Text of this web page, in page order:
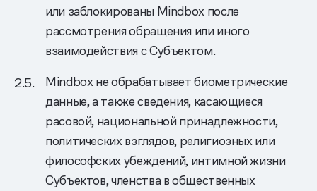
или заблокированы Mindbox после
рассмотрения обращения или иного
взаимодействия с Субъектом.
Mindbox не обрабатывает биометрические
данные, а также сведения, касающиеся
расовой, национальной принадлежности,
политических взглядов, религиозных или
философских убеждений, интимной жизни
Субъектов, членства в общественных